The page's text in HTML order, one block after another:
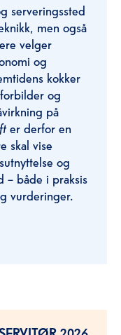
serveringssted
men også
velger
og
kokker
og
på
er derfor en
skal vise
og
– både i praksis
vurderinger.